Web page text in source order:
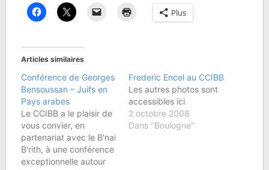
Plus
Articles similaires
Conférence de Georges
Bensoussan – Juifs en
Pays arabes
Le CCIBB a le plaisir de
vous convier, en
partenariat avec le B'nai
B'rith, à une conférence
exceptionnelle autour
Frederic Encel au CCIBB
Les autres photos sont
accessibles ici
2 octobre 2008
Dans "Boulogne"